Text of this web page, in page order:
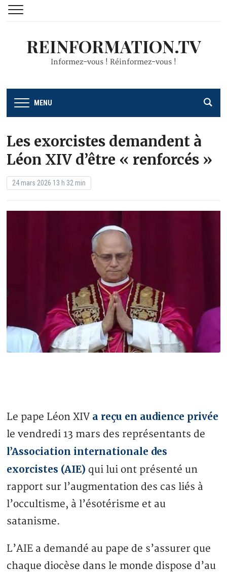
REINFORMATION.TV
Informez-vous ! Réinformez-vous !
MENU
Les exorcistes demandent à
Léon XIV d’être « renforcés »
24 mars 2026 13 h 32 min
Le pape Léon XIV a reçu en audience privée
le vendredi 13 mars des représentants de
l’Association internationale des
exorcistes (AIE) qui lui ont présenté un
rapport sur l’augmentation des cas liés à
l’occultisme, à l’ésotérisme et au
satanisme.
L’AIE a demandé au pape de s’assurer que
chaque diocèse dans le monde dispose d’au